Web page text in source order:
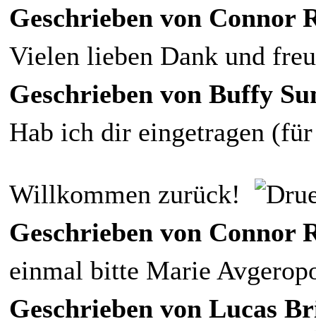
Geschrieben von Connor
Vielen lieben Dank und
Geschrieben von Buffy
Hab ich dir eingetragen
Willkommen zurück!
Geschrieben von Connor
einmal bitte Marie
Geschrieben von Lucas